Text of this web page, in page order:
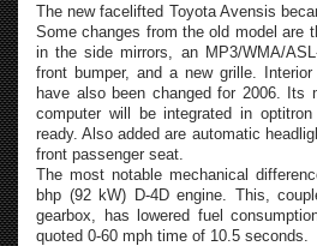
The new facelifted Toyota Avensis
Some changes from the old model are
in the side mirrors, an MP3/WMA/
front bumper, and a new grille.
have also been changed for 2006. Its
computer will be integrated in
ready. Also added are automatic
front passenger seat.
The most notable mechanical
bhp (92 kW) D-4D engine. This,
gearbox, has lowered fuel
quoted 0-60 mph time of 10.5 seconds.